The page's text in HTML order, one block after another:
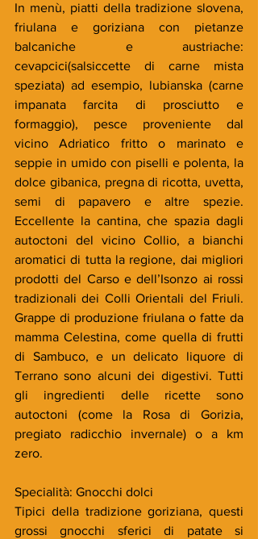
In menù, piatti della tradizione slovena,
friulana e goriziana con pietanze
balcaniche e austriache:
cevapcici(salsiccette di carne mista
speziata) ad esempio, lubianska (carne
impanata farcita di prosciutto e
formaggio), pesce proveniente dal
vicino Adriatico fritto o marinato e
seppie in umido con piselli e polenta, la
dolce gibanica, pregna di ricotta, uvetta,
semi di papavero e altre spezie.
Eccellente la cantina, che spazia dagli
autoctoni del vicino Collio, a bianchi
aromatici di tutta la regione, dai migliori
prodotti del Carso e dell’Isonzo ai rossi
tradizionali dei Colli Orientali del Friuli.
Grappe di produzione friulana o fatte da
mamma Celestina, come quella di frutti
di Sambuco, e un delicato liquore di
Terrano sono alcuni dei digestivi. Tutti
gli ingredienti delle ricette sono
autoctoni (come la Rosa di Gorizia,
pregiato radicchio invernale) o a km
zero.
Specialità: Gnocchi dolci
Tipici della tradizione goriziana, questi
grossi gnocchi sferici di patate si